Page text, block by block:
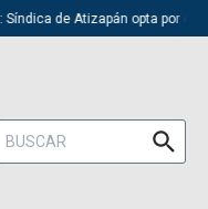
de Atizapán opta por el